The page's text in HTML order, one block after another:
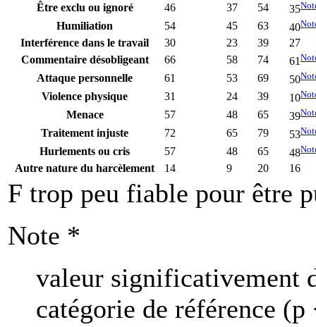
Être exclu ou ignoré 46 37 54 35
Humiliation 54 45 63 40
Interférence dans le travail 30 23 39
27
Commentaire désobligeant
66 58 74 61
Attaque personnelle 61 53 69 50
Violence physique 31 24 39 10
Menace 57 48 65 39
Traitement injuste 72 65 79 53
Hurlements ou cris 57 48 65 48
Autre nature du harcèlement 14 9 20 16
F trop peu fiable pour être
Note *
valeur significativement
catégorie de référence (p